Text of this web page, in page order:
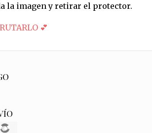
la imagen y retirar el protector.
💕